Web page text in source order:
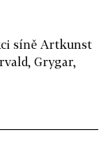
síně Artkunst
Grygar,